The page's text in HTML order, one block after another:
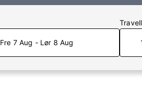
Fre 7 Aug - Lør 8 Aug